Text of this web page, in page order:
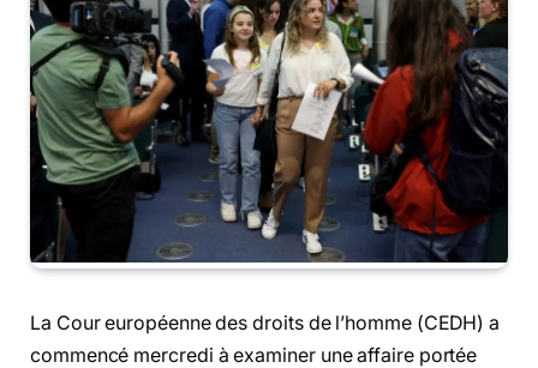
La Cour européenne des droits de l’homme (CEDH) a
commencé mercredi à examiner une affaire portée